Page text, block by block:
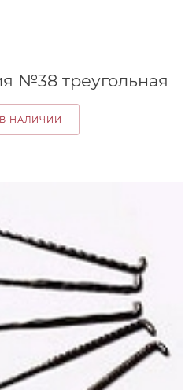
№38 треугольная
В НАЛИЧИИ